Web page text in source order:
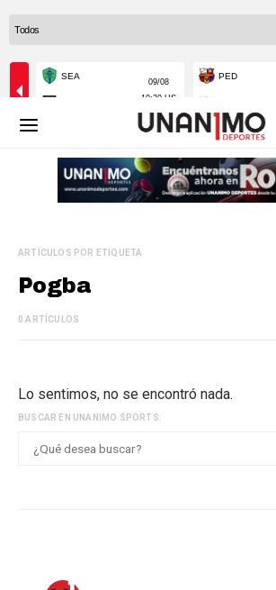
ARTÍCULOS POR ETIQUETA
Pogba
0 ARTÍCULOS
Lo sentimos, no se encontró nada.
BUSCAR EN UNANIMO SPORTS: